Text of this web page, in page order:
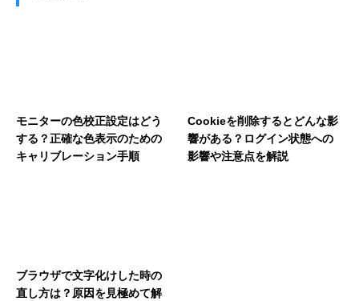
モニターの色校正設定はどう
する？正確な色表示のための
キャリブレーション手順
Cookieを削除するとどんな影
響がある？ログイン状態への
影響や注意点を解説
ブラウザで文字化けした時の
直し方は？原因を見極めて解